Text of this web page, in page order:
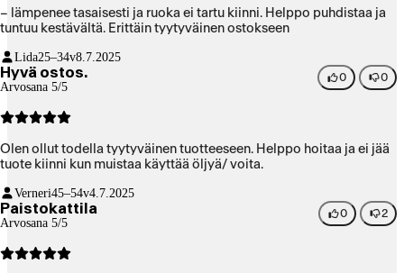
– lämpenee tasaisesti ja ruoka ei tartu kiinni. Helppo puhdistaa ja
tuntuu kestävältä. Erittäin tyytyväinen ostokseen
Lida25–34v8.7.2025
Hyvä ostos.
Arvosana 5/5
0 0
Olen ollut todella tyytyväinen tuotteeseen. Helppo hoitaa ja ei jää
tuote kiinni kun muistaa käyttää öljyä/ voita.
Verneri45–54v4.7.2025
Paistokattila
Arvosana 5/5
0 2